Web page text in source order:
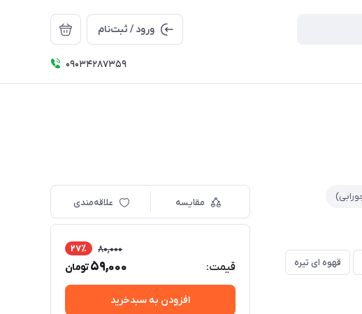
ورود / ثبت‌نام
09034287359
قهوه ای تیره
مقایسه علاقه‌مندی
قیمت:
80,000 27٪
59,000تومان
افزودن به سبدخرید